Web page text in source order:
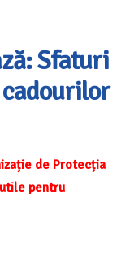
Sfaturi
de Protecția
pentru